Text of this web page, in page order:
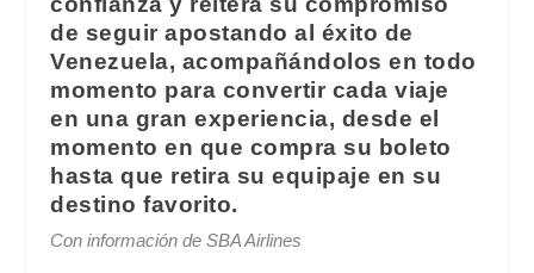
de seguir apostando al éxito de
Venezuela, acompañándolos en todo
momento para convertir cada viaje
en una gran experiencia, desde el
momento en que compra su boleto
hasta que retira su equipaje en su
destino favorito.
Con información de SBA Airlines